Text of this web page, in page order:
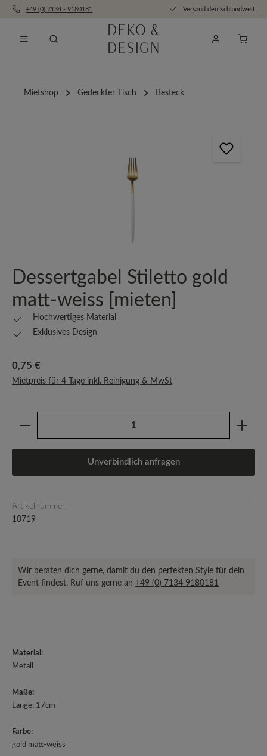
Zum Hauptinhalt springen
+49 (0) 7134 - 9180181 Versand deutschlandweit
Mietshop Gedeckter Tisch Besteck
Dessertgabel Stiletto gold
matt-weiss [mieten]
Hochwertiges Material
Exklusives Design
Regulärer Preis:
0,75 €
Mietpreis für 4 Tage inkl. Reinigung & MwSt
Produkt Anzahl: Gib den gewünschten Wert ein
Unverbindlich anfragen
Artikelnummer:
10719
Wir beraten dich gerne, damit du den perfekten Style für dein
Event findest. Ruf uns gerne an +49 (0) 7134 9180181
Material:
Metall
Maße:
Länge: 17cm
Farbe:
gold matt-weiss